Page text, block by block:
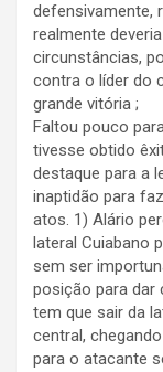
defensivamente,
realmente
circunstâncias,
contra o líder do
grande vitória ;
Faltou pouco
tivesse obtido
destaque para a
inaptidão para
atos. 1) Alário
lateral Cuiabano
sem ser
posição para dar
tem que sair da
central,
para o atacante